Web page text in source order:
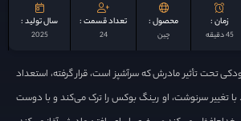
زمان :
45 دقیقه
محصول :
چين
تعداد قسمت :
24
سال تولید :
2025
تحت تأثیر مادرش که سرآشپز است، قرار گرفته، استعداد
با تغییر سرنوشت، او رینگ بوکس را ترک می‌کند و با دوست